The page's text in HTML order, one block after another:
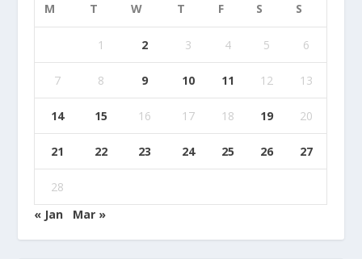
M T W T F S S
1 2 3 4 5 6
7 8 9 10 11 12 13
14 15 16 17 18 19 20
21 22 23 24 25 26 27
28
« Jan
Mar »